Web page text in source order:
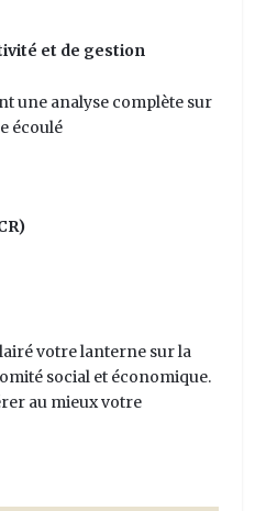
et de gestion
une analyse complète sur
écoulé
votre lanterne sur la
social et économique.
au mieux votre